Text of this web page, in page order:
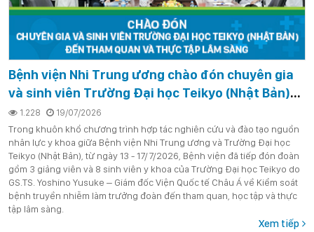
Bệnh viện Nhi Trung ương chào đón chuyên gia
và sinh viên Trường Đại học Teikyo (Nhật Bản)
đến tham quan và thực tập lâm sàng
1.228 19/07/2026
Trong khuôn khổ chương trình hợp tác nghiên cứu và đào tạo nguồn
nhân lực y khoa giữa Bệnh viện Nhi Trung ương và Trường Đại học
Teikyo (Nhật Bản), từ ngày 13 - 17/7/2026, Bệnh viện đã tiếp đón đoàn
gồm 3 giảng viên và 8 sinh viên y khoa của Trường Đại học Teikyo do
GS.TS. Yoshino Yusuke – Giám đốc Viện Quốc tế Châu Á về Kiểm soát
bệnh truyền nhiễm làm trưởng đoàn đến tham quan, học tập và thực
tập lâm sàng.
Xem tiếp